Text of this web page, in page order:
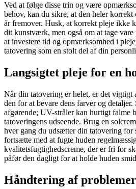
Ved at følge disse trin og være
behov, kan du sikre, at den heler
år fremover. Husk, at korrekt pleje ikke
dit kunstværk, men også om at tage vare
at investere tid og opmærksomhed i
tatovering som en stolt del af din
Langsigtet pleje for en
Når din tatovering er helet, er det vigtigt
den for at bevare dens farver og detaljer.
afgørende; UV-stråler kan hurtigt falme
tatoveringens udseende. Brug en
hver gang du udsætter din tatovering for
fortsætte med at fugte huden
kvalitetsfugtighedscreme, der er fri for
påfør den dagligt for at holde huden
Håndtering af